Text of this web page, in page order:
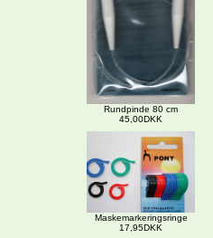
Rundpinde 80 cm
45,00DKK
Maskemarkeringsringe
17,95DKK